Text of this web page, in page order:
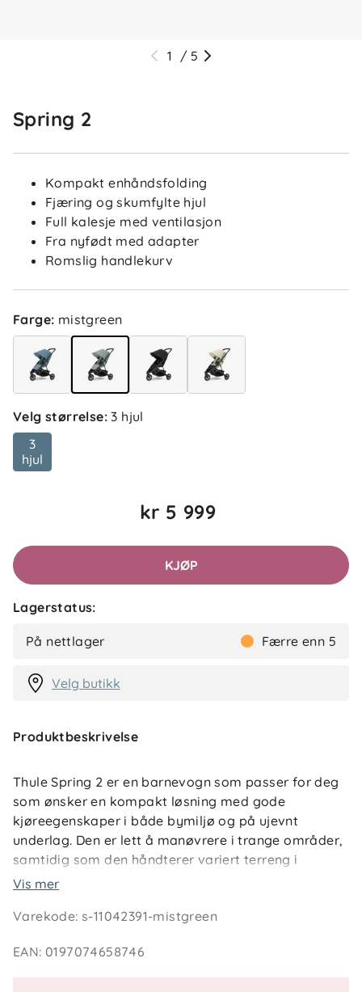
1 / 5
Spring 2
Kompakt enhåndsfolding
Fjæring og skumfylte hjul
Full kalesje med ventilasjon
Fra nyfødt med adapter
Romslig handlekurv
Farge: mistgreen
Velg størrelse:3 hjul
3
hjul
kr 5 999
KJØP
Lagerstatus:
På nettlager Færre enn 5
Velg butikk
Produktbeskrivelse
Thule Spring 2 er en barnevogn som passer for deg
som ønsker en kompakt løsning med gode
kjøreegenskaper i både bymiljø og på ujevnt
underlag. Den er lett å manøvrere i trange områder,
samtidig som den håndterer variert terreng i
hverdagen.
Vognen kan slås sammen med én hånd og blir
punkteringsfrie hjul med fjæring gir en jevn
Vis mer
Varekode:s-11042391-mistgreen
EAN:0197074658746